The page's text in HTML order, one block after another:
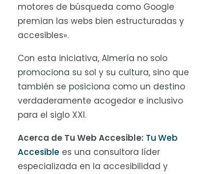
motores de búsqueda como Google
premian las webs bien estructuradas y
accesibles».
Con esta iniciativa, Almería no solo
promociona su sol y su cultura, sino que
también se posiciona como un destino
verdaderamente acogedor e inclusivo
para el siglo XXI.
Acerca de Tu Web Accesible: Tu Web
Accesible es una consultora líder
especializada en la accesibilidad y